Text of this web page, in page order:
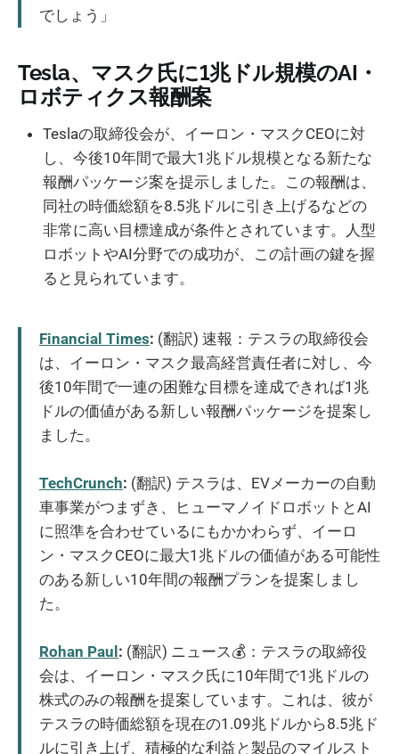
でしょう」
Tesla、マスク氏に1兆ドル規模のAI・
ロボティクス報酬案
Teslaの取締役会が、イーロン・マスクCEOに対
し、今後10年間で最大1兆ドル規模となる新たな
報酬パッケージ案を提示しました。この報酬は、
同社の時価総額を8.5兆ドルに引き上げるなどの
非常に高い目標達成が条件とされています。人型
ロボットやAI分野での成功が、この計画の鍵を握
ると見られています。
Financial Times: (翻訳) 速報：テスラの取締役会
は、イーロン・マスク最高経営責任者に対し、今
後10年間で一連の困難な目標を達成できれば1兆
ドルの価値がある新しい報酬パッケージを提案し
ました。
TechCrunch: (翻訳) テスラは、EVメーカーの自動
車事業がつまずき、ヒューマノイドロボットとAI
に照準を合わせているにもかかわらず、イーロ
ン・マスクCEOに最大1兆ドルの価値がある可能性
のある新しい10年間の報酬プランを提案しまし
た。
Rohan Paul: (翻訳) ニュース💰：テスラの取締役
会は、イーロン・マスク氏に10年間で1兆ドルの
株式のみの報酬を提案しています。これは、彼が
テスラの時価総額を現在の1.09兆ドルから8.5兆ド
ルに引き上げ、積極的な利益と製品のマイルスト